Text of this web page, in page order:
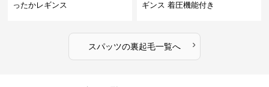
ったかレギンス
ギンス 着圧機能付き
スパッツの裏起毛一覧へ ›